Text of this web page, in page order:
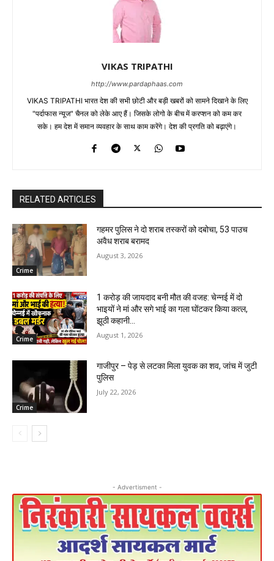
VIKAS TRIPATHI
http://www.pardaphaas.com
VIKAS TRIPATHI भारत देश की सभी छोटी और बड़ी खबरों को सामने दिखाने के लिए
"पर्दाफास न्यूज" चैनल को लेके आए हैं। जिसके लोगो के बीच में करप्शन को कम कर
सके। हम देश में समान व्यवहार के साथ काम करेंगे। देश की प्रगति को बढ़ाएंगे।
RELATED ARTICLES
Crime
गहमर पुलिस ने दो शराब तस्करों को दबोचा, 53 पाउच
अवैध शराब बरामद
August 3, 2026
Crime
1 करोड़ की जायदाद बनी मौत की वजह: चेन्नई में दो
भाइयों ने मां और सगे भाई का गला घोंटकर किया कत्ल,
झूठी कहानी...
August 1, 2026
Crime
गाजीपुर – पेड़ से लटका मिला युवक का शव, जांच में जुटी
पुलिस
July 22, 2026
- Advertisment -